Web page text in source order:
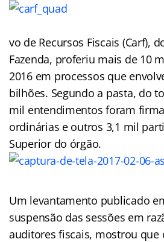
vo de Recursos Fiscais (Carf),
Fazenda, proferiu mais de 10
2016 em processos que
bilhões. Segundo a pasta, do
mil entendimentos foram
ordinárias e outros 3,1 mil
Superior do órgão.
Um levantamento publicado
suspensão das sessões em
auditores fiscais, mostrou que